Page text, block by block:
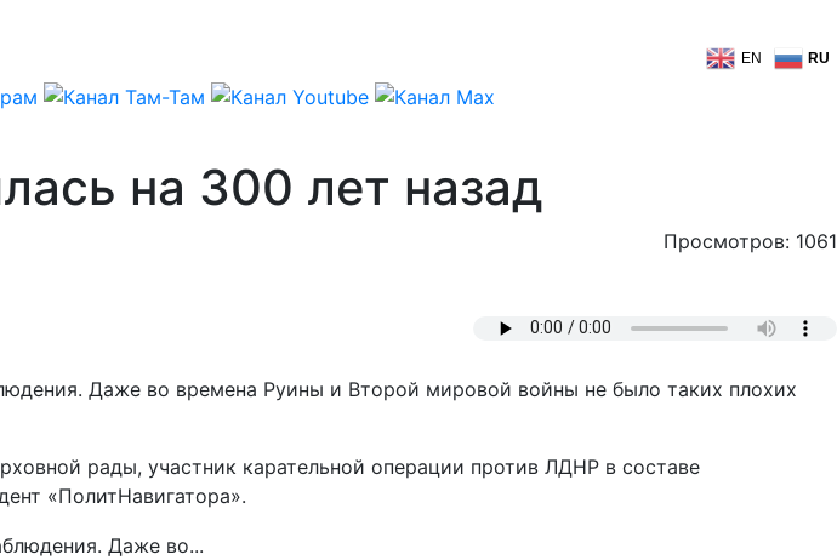
EN RU
на 300 лет назад
Просмотров: 1061
Даже во времена Руины и Второй мировой войны не было таких плохих
рады, участник карательной операции против ЛДНР в составе
«ПолитНавигатора».